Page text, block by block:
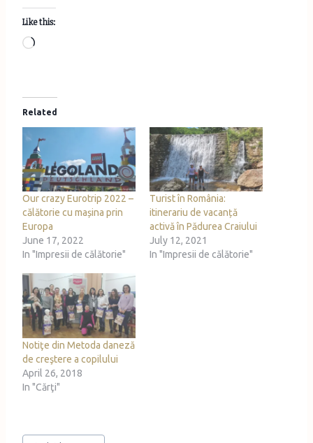
Like this:
L
d
i
n
g
…
Related
Our crazy Eurotrip 2022 –
călătorie cu mașina prin
Europa
June 17, 2022
In "Impresii de călătorie"
Turist în România:
itinerariu de vacanță
activă în Pădurea Craiului
July 12, 2021
In "Impresii de călătorie"
Notiţe din Metoda daneză
de creştere a copilului
April 26, 2018
In "Cărţi"
Post